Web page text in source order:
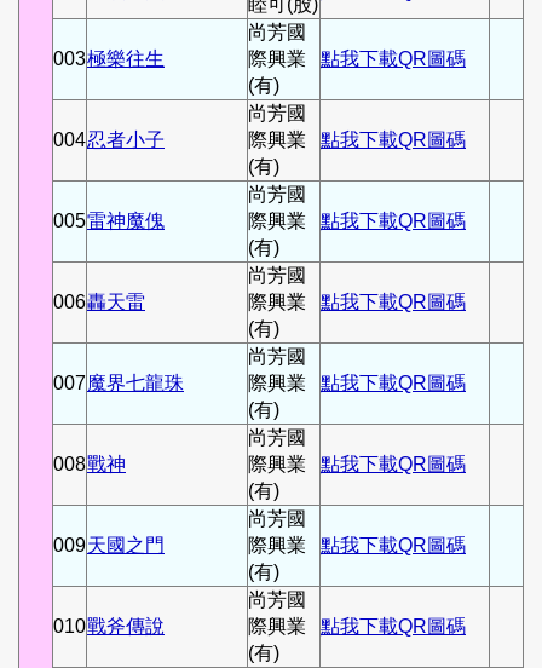
003極樂往生
尚芳國
際興業
(有)
點我下載QR圖碼
004忍者小子
尚芳國
際興業
(有)
點我下載QR圖碼
005雷神魔傀
尚芳國
際興業
(有)
點我下載QR圖碼
006轟天雷
尚芳國
際興業
(有)
點我下載QR圖碼
007魔界七龍珠
尚芳國
際興業
(有)
點我下載QR圖碼
008戰神
尚芳國
際興業
(有)
點我下載QR圖碼
009天國之門
尚芳國
際興業
(有)
點我下載QR圖碼
010戰斧傳說
尚芳國
際興業
(有)
點我下載QR圖碼